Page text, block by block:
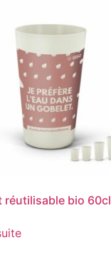
réutilisable bio 60cl